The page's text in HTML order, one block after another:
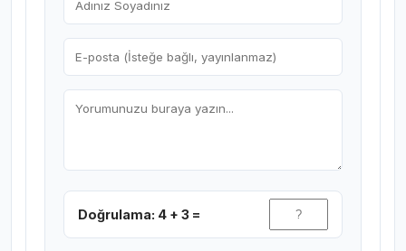
Doğrulama: 4 + 3 =